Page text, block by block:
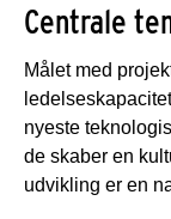
Centrale
Målet med
nyeste
de skaber en
udvikling er en